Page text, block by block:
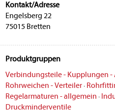
Kontakt/Adresse
Engelsberg 22
75015 Bretten
Produktgruppen
Verbindungsteile - Kupplungen -
Rohrweichen - Verteiler·
Regelarmaturen - allgemein ·
Druckminderventile